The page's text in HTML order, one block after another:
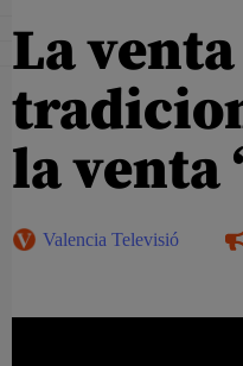
La venta
la venta
Valencia Televisió